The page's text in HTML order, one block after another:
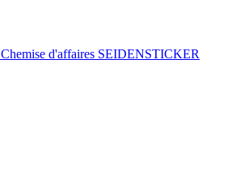
Chemise d'affaires SEIDENSTICKER